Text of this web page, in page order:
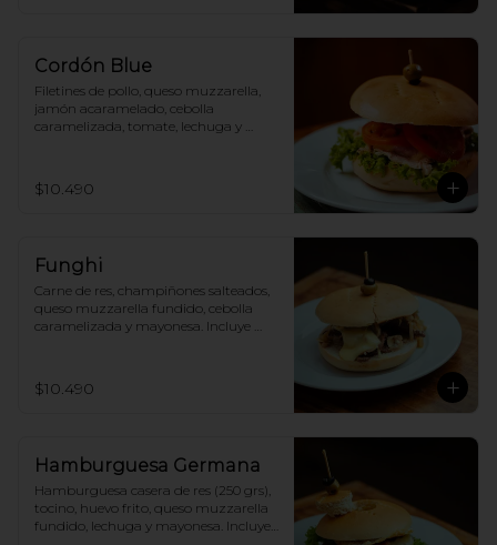
Cordón Blue
Filetines de pollo, queso muzzarella,
jamón acaramelado, cebolla
caramelizada, tomate, lechuga y
$10.490
Funghi
Carne de res, champiñones salteados,
queso muzzarella fundido, cebolla
caramelizada y mayonesa. Incluye
$10.490
Hamburguesa Germana
Hamburguesa casera de res (250 grs),
tocino, huevo frito, queso muzzarella
fundido, lechuga y mayonesa. Incluye